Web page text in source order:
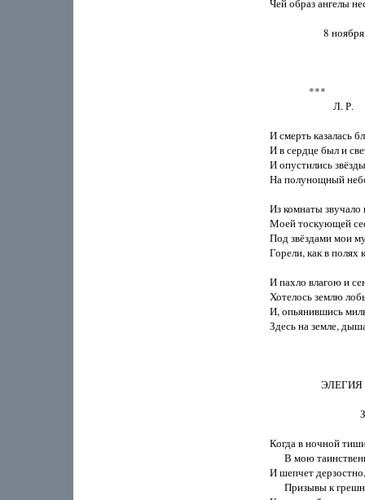
Чей образ ангелы
8
                ***
                          Л. Р.
И смерть казалась
И в сердце был и
И опустились
На полунощный
Из комнаты звучало
Моей тоскующей
Под звёздами мои
Горели, как в полях
И пахло влагою и
Хотелось землю
И, опьянившись
Здесь на земле,
                     ЭЛЕГИЯ
Когда в ночной
В мою
И шепчет
Призывы к